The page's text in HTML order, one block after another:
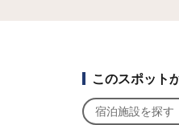
このスポット
宿泊施設を探す